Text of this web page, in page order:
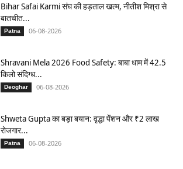
Bihar Safai Karmi संघ की हड़ताल खत्म, नीतीश मिश्रा से
बातचीत...
Patna 06-08-2026
Shravani Mela 2026 Food Safety: बाबा धाम में 42.5
किलो संदिग्ध...
Deoghar 06-08-2026
Shweta Gupta का बड़ा बयान: वृद्धा पेंशन और ₹2 लाख
रोजगार...
Patna 06-08-2026